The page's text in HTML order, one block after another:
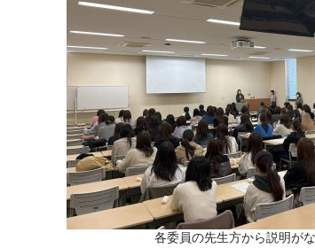
各委員の先生方から説明が